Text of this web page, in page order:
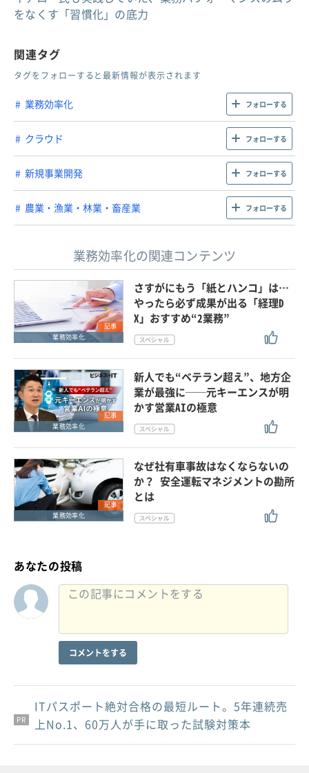
をなくす「習慣化」の底力
関連タグ
タグをフォローすると最新情報が表示されます
業務効率化 フォローする
クラウド フォローする
新規事業開発 フォローする
農業・漁業・林業・畜産業 フォローする
業務効率化の関連コンテンツ
記事
業務効率化
さすがにもう「紙とハンコ」は…
やったら必ず成果が出る「経理D
X」おすすめ“2業務”
記事
業務効率化
新人でも“ベテラン超え”、地方企
業が最強に──元キーエンスが明
かす営業AIの極意
記事
業務効率化
なぜ社有車事故はなくならないの
か？ 安全運転マネジメントの勘所
とは
あなたの投稿
コメントをする
PR
PR
PR
ITパスポート絶対合格の最短ルート。5年連続売
上No.1、60万人が手に取った試験対策本